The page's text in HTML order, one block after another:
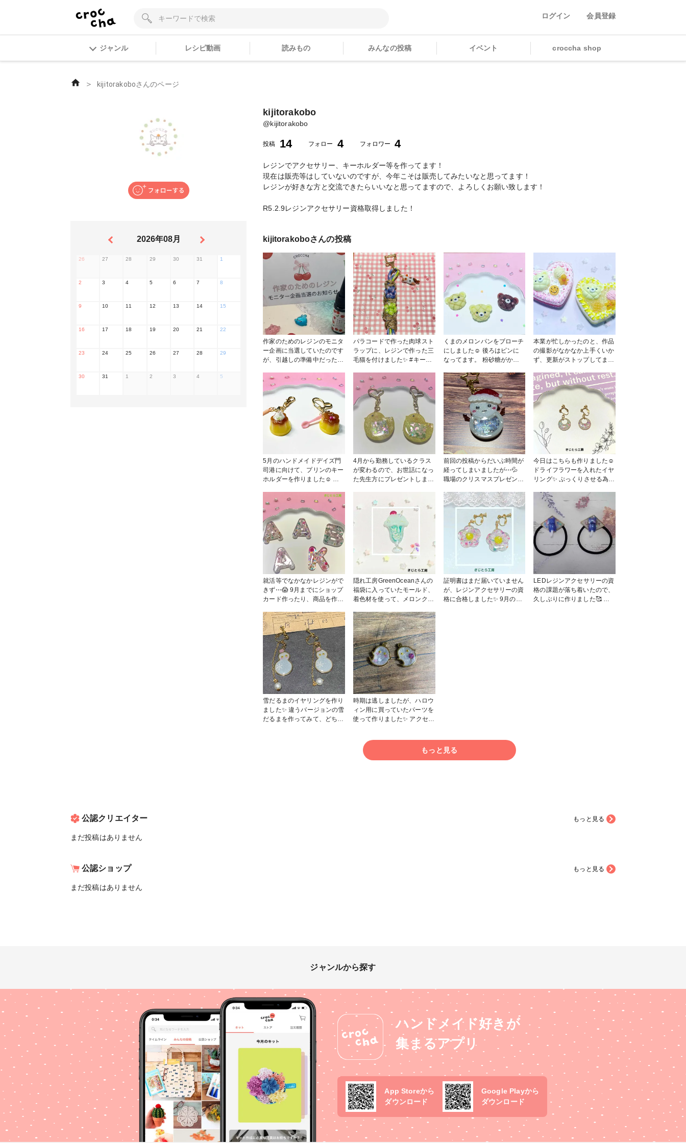
ログイン 会員登録
ジャンル レシピ動画 読みもの みんなの投稿 イベント croccha shop
＞ kijitorakoboさんのページ
2026年08月
26 27 28 29 30 31 1
2 3 4 5 6 7 8
9 10 11 12 13 14 15
16 17 18 19 20 21 22
23 24 25 26 27 28 29
30 31 1 2 3 4 5
kijitorakobo
@kijitorakobo
投稿 14 フォロー 4 フォロワー 4
レジンでアクセサリー、キーホルダー等を作ってます！
現在は販売等はしていないのですが、今年こそは販売してみたいなと思ってます！
レジンが好きな方と交流できたらいいなと思ってますので、よろしくお願い致します！
R5.2.9レジンアクセサリー資格取得しました！
kijitorakoboさんの投稿
作家のためのレジンのモニタ
ー企画に当選していたのです
が、引越しの準備中だったた
ず･･･💦 片付けが少しずつ落
ち着いたので使用させていた
だきました！✨ まず、液がさ
らさらしていて、容器からす
ぐに出てきました。 気泡の
抜けもよく、すぐに気泡が取
れるので作りやすかったで
っていたので、大丈夫かな!?
と思いましたが、硬化後は透
明で、綺麗にできました！✨
で注文させていただいてお
り、愛用していましたが、さ
らに使いやすくなり、本当に
嬉しいです🥰 #crocchaショ
ップ #作家のためのレジン #
レジン #ハンドメイド #モニ
ター企画
パラコードで作った肉球スト
ラップに、レジンで作った三
毛猫を付けました✨ #キーホ
コード
くまのメロンパンをブローチ
にしました☺️ 後ろはピンに
なってます。 粉砂糖がかか
いますが、触った際にザラザ
ラした触り心地になってま
す。 ※強く擦ったりすると粉
砂糖が取れてしまうことがあ
ります。 チョコ味のメロン
パンもあります✨ #レジン #
レジンアクセサリー #レジン
スイーツ #フェイクスイーツ
#ハンドメイド #レジン作家
さんと繋がりたい #レジンブ
ローチ #ハンドメイドデイズ
#ハンドメイドデイズ門司港
本業が忙しかったのと、作品
の撮影がなかなか上手くいか
ず、更新がストップしてまし
たいと思います！ 今回はホ
イップの上にレジンで作った
スイーツがのった小物入れで
す☺️ 中はフェルトを敷いて
ます(左：ピンクのフェル
ト、右：黄色のフェルト) #春
の作品コンテスト2025 #小
物・雑貨 #レジン #フェイク
スイーツ
5月のハンドメイドデイズ門
司港に向けて、プリンのキー
ホルダーを作りました☺️ プ
ンが沢山できました🥰笑 #レ
ジン #キーホルダー #プリン
#ハンドメイドデイズ門司港
4月から勤務しているクラス
が変わるので、お世話になっ
た先生方にプレゼントしまし
くりタイプを使うと、綺麗に
ぷっくりなるので、手放せま
大賞2024 #作家のためのレジ
前回の投稿からだいぶ時間が
経ってしまいましたが⋯💦
職場のクリスマスプレゼント
ーを作りました😊 硬化不良
や気泡で何度か失敗し、なん
とか成功しました😭✨ 喜ん
でもらえたので、良かったで
スト2023 #キーホルダー #レ
ジン #作家のためのレジン
今日はこちらも作りました☺️
ドライフラワーを入れたイヤ
リング✨ ぷっくりさせる為、
ました😊 #春の作品コンテス
ト2023 #アクセサリー部 #イ
ヤリング #レジン #作家のた
めのレジン
就活等でなかなかレジンがで
きず⋯😱 9月までにショップ
カード作ったり、商品を作ら
イデアが浮かばない😭 今日
は時間がとれたので、いくつ
か作れました☺️ ドライフラ
ワーを使って作るの楽しい🥰
# #春の作品コンテスト2023
#キーホルダー #レジン #ド
ライフラワー
隠れ工房GreenOceanさんの
福袋に入っていたモールド、
着色材を使って、メロンクリ
りました🥰 表面をぷっくり
させる為に、表面には作家の
ためのレジン ぷっくりレジ
ンを使用してます✨ #作家の
ためのレジン大賞2023 #レジ
ン #キーホルダー #作家のた
めのレジン
証明書はまだ届いていません
が、レジンアクセサリーの資
格に合格しました✨ 9月のハ
りレジン #アクセサリー部 #
イヤリング
LEDレジンアクセサリーの資
格の課題が落ち着いたので、
久しぶりに作りました🥰 土
雪だるまのイヤリングを作り
ました✨ 違うバージョンの雪
だるまを作ってみて、どちら
時期は逃しましたが、ハロウ
ィン用に買っていたパーツを
使って作りました✨ アクセサ
イプを初めて使いましたが、
すごく使いやすい！ 今後も
もっと見る
公認クリエイター もっと見る
まだ投稿はありません
公認ショップ もっと見る
まだ投稿はありません
ジャンルから探す
ハンドメイド好きが
集まるアプリ
App Storeから
ダウンロード
Google Playから
ダウンロード